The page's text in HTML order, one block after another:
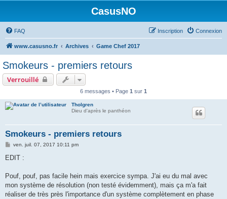
CasusNO
FAQ Connexion
Inscription
www.casusno.fr Archives Game Chef 2017
Smokeurs - premiers retours
Verrouillé
6 messages • Page 1 sur 1
Tholgren
Dieu d'après le panthéon
Smokeurs - premiers retours
M
s
g
ven. juil. 07, 2017 10:11 pm
EDIT :
Pouf, pouf, pas facile hein mais exercice sympa. J'ai eu du mal avec
mon système de résolution (non testé évidemment), mais ça m'a fait
réaliser de très près l'importance d'un système complètement en phase